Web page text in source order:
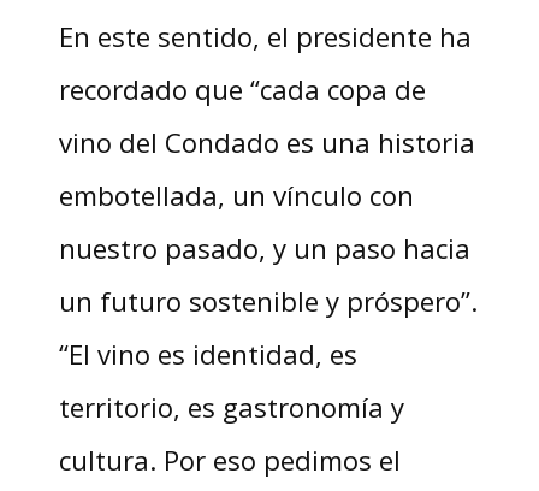
En este sentido, el presidente ha
recordado que “cada copa de
vino del Condado es una historia
embotellada, un vínculo con
nuestro pasado, y un paso hacia
un futuro sostenible y próspero”.
“El vino es identidad, es
territorio, es gastronomía y
cultura. Por eso pedimos el